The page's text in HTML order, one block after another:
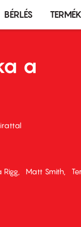
BÉRLÉS
a
Rigg Matt Smith